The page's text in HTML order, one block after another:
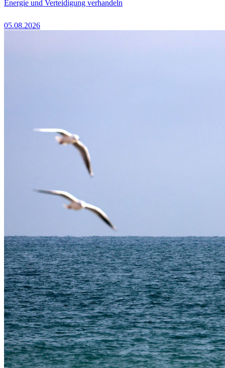
Energie und Verteidigung verhandeln
05.08.2026